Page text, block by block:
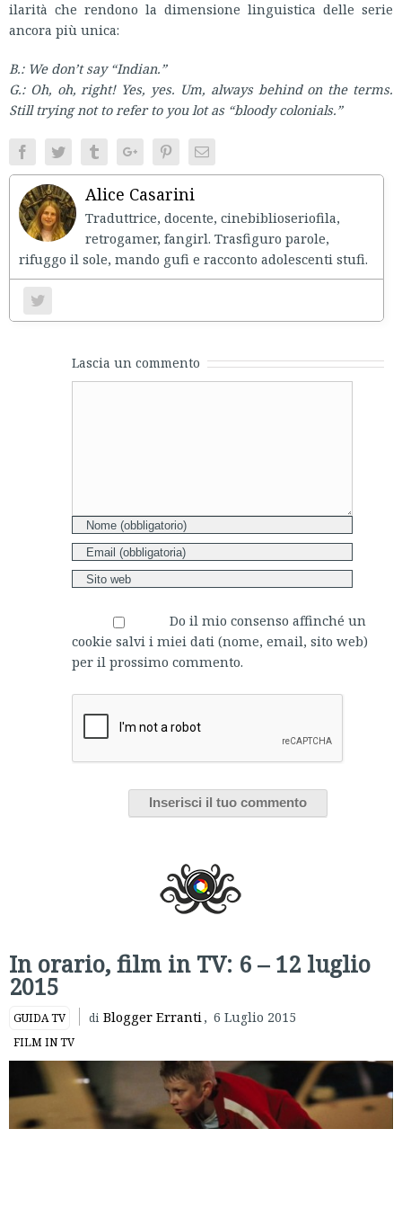
ilarità che rendono la dimensione linguistica delle serie
ancora più unica:
B.: We don’t say “Indian.”
G.: Oh, oh, right! Yes, yes. Um, always behind on the terms.
Still trying not to refer to you lot as “bloody colonials.”
FacebookTwitter TumblrGoogle+PinterestEmail
Alice Casarini
Traduttrice, docente, cinebiblioseriofila,
retrogamer, fangirl. Trasfiguro parole,
rifuggo il sole, mando gufi e racconto adolescenti stufi.
Lascia un commento
Do il mio consenso affinché un
cookie salvi i miei dati (nome, email, sito web)
per il prossimo commento.
In orario, film in TV: 6 – 12 luglio
2015
GUIDA TV di Blogger Erranti , 6 Luglio 2015
FILM IN TV